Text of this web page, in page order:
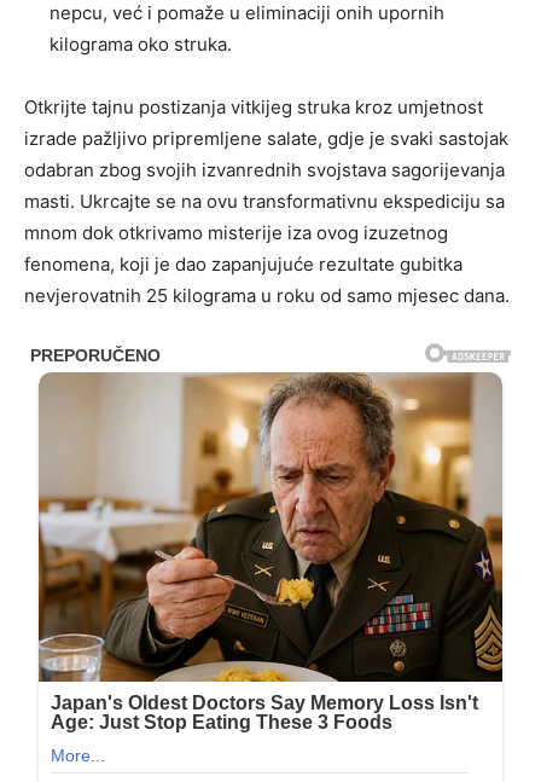
nepcu, već i pomaže u eliminaciji onih upornih
kilograma oko struka.
Otkrijte tajnu postizanja vitkijeg struka kroz umjetnost
izrade pažljivo pripremljene salate, gdje je svaki sastojak
odabran zbog svojih izvanrednih svojstava sagorijevanja
masti. Ukrcajte se na ovu transformativnu ekspediciju sa
mnom dok otkrivamo misterije iza ovog izuzetnog
fenomena, koji je dao zapanjujuće rezultate gubitka
nevjerovatnih 25 kilograma u roku od samo mjesec dana.